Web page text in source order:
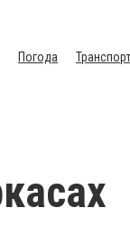
Погода
Транспорт